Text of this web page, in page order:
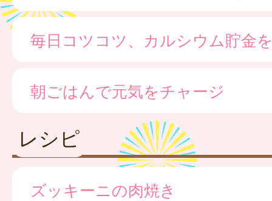
毎日コツコツ、カルシウム貯金
朝ごはんで元気をチャージ
レシピ
ズッキーニの肉焼き